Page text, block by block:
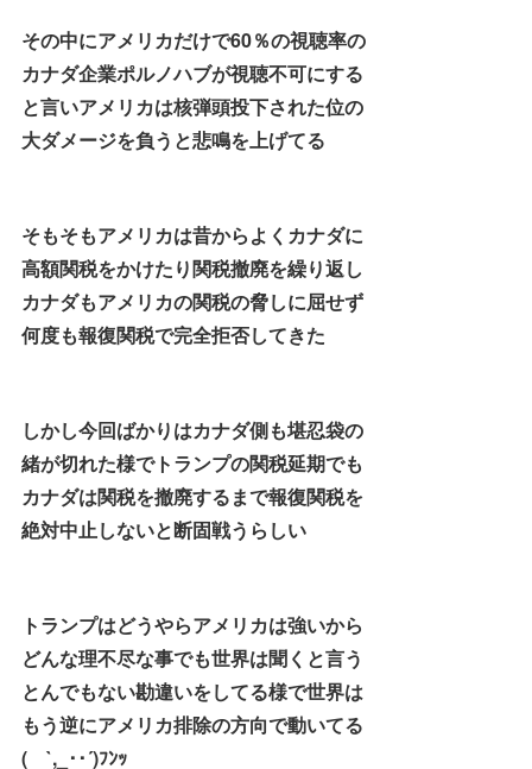
その中にアメリカだけで60％の視聴率の
カナダ企業ポルノハブが視聴不可にする
と言いアメリカは核弾頭投下された位の
大ダメージを負うと悲鳴を上げてる
そもそもアメリカは昔からよくカナダに
高額関税をかけたり関税撤廃を繰り返し
カナダもアメリカの関税の脅しに屈せず
何度も報復関税で完全拒否してきた
しかし今回ばかりはカナダ側も堪忍袋の
緒が切れた様でトランプの関税延期でも
カナダは関税を撤廃するまで報復関税を
絶対中止しないと断固戦うらしい
トランプはどうやらアメリカは強いから
どんな理不尽な事でも世界は聞くと言う
とんでもない勘違いをしてる様で世界は
もう逆にアメリカ排除の方向で動いてる
( `,_･･´)ﾌﾝｯ